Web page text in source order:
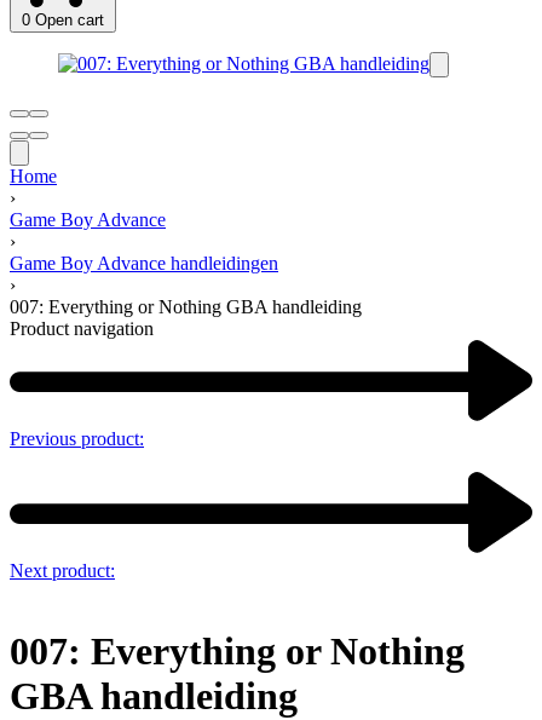
0 Open cart
Home
›
Game Boy Advance
›
Game Boy Advance handleidingen
›
007: Everything or Nothing GBA handleiding
Product navigation
Previous product:
Next product:
007: Everything or Nothing
GBA handleiding